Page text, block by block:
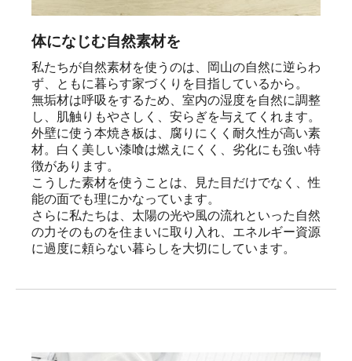
体になじむ自然素材を
私たちが自然素材を使うのは、岡山の自然に逆らわ
ず、ともに暮らす家づくりを目指しているから。
無垢材は呼吸をするため、室内の湿度を自然に調整
し、肌触りもやさしく、安らぎを与えてくれます。
外壁に使う本焼き板は、腐りにくく耐久性が高い素
材。白く美しい漆喰は燃えにくく、劣化にも強い特
徴があります。
こうした素材を使うことは、見た目だけでなく、性
能の面でも理にかなっています。
さらに私たちは、太陽の光や風の流れといった自然
の力そのものを住まいに取り入れ、エネルギー資源
に過度に頼らない暮らしを大切にしています。